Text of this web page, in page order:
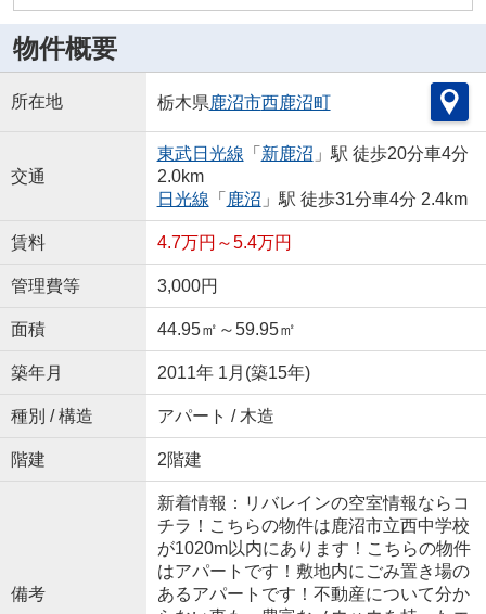
物件概要
所在地 栃木県鹿沼市西鹿沼町
交通
東武日光線 「 新鹿沼 」駅 徒歩20分車4分
2.0km
日光線 「 鹿沼 」駅 徒歩31分車4分 2.4km
賃料 4.7万円～5.4万円
管理費等 3,000円
面積 44.95㎡～59.95㎡
築年月 2011年 1月(築15年)
種別 / 構造 アパート / 木造
階建 2階建
備考
新着情報：リバレインの空室情報ならコ
チラ！こちらの物件は鹿沼市立西中学校
が1020m以内にあります！こちらの物件
はアパートです！敷地内にごみ置き場の
あるアパートです！不動産について分か